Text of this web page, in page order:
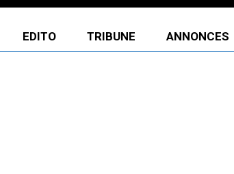
EDITO TRIBUNE ANNONCES